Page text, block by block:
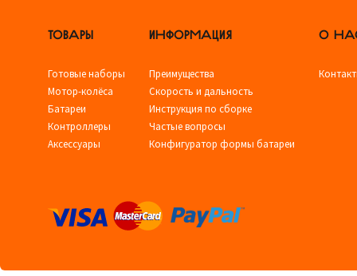
ТОВАРЫ
Готовые наборы
Мотор-колёса
Батареи
Контроллеры
Аксессуары
ИНФОРМАЦИЯ
Преимущества
Скорость и дальность
Инструкция по сборке
Частые вопросы
Конфигуратор формы батареи
О